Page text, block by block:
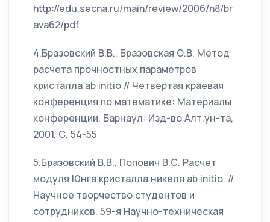
http://edu.secna.ru/main/review/2006/n8/br
ava62/pdf
4.Бразовский В.В., Бразовская О.В. Метод
расчета прочностных параметров
кристалла ab initio // Четвертая краевая
конференция по математике: Материалы
конференции. Барнаул: Изд-во Алт.ун-та,
2001. С. 54-55
5.Бразовский В.В., Попович В.С. Расчет
модуля Юнга кристалла никеля ab initio. //
Научное творчество студентов и
сотрудников. 59-я Научно-техническая